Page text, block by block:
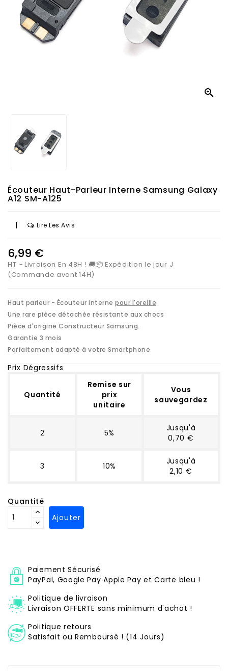

Écouteur Haut-Parleur Interne Samsung Galaxy
A12 SM-A125
| Lire Les Avis
6,99 €
HT
Livraison En 48H ! 🚚📦 Expédition le jour J
(Commande avant 14H)
Haut parleur - Écouteur interne pour l'oreille
Une rare pièce détachée résistante aux chocs
Pièce d'origine Constructeur Samsung.
Garantie 3 mois
Parfaitement adapté à votre Smartphone
Prix Dégressifs
Quantité
Remise sur
prix
unitaire
Vous
sauvegardez
2 5%
Jusqu'à
0,70 €
3 10%
Jusqu'à
2,10 €
Quantité
Ajouter
Paiement Sécurisé
PayPal, Google Pay Apple Pay et Carte bleu !
Politique de livraison
Livraison OFFERTE sans minimum d'achat !
Politique retours
Satisfait ou Remboursé ! (14 Jours)